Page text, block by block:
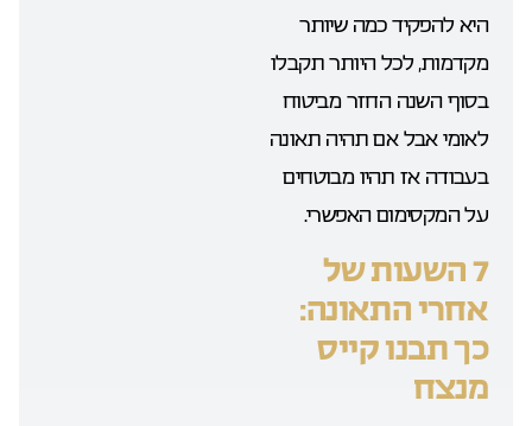
היא להפקיד כמה שיותר
מקדמות, לכל היותר תקבלו
בסוף השנה החזר מביטוח
לאומי אבל אם תהיה תאונה
בעבודה אז תהיו מבוטחים
על המקסימום האפשרי.
7 השעות של
אחרי התאונה:
כך תבנו קייס
מנצח